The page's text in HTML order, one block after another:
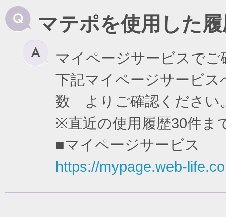
マテポを使用した
マイページサービスで
下記マイページサービ
数 よりご確認ください
※直近の使用履歴30件ま
■マイページサービス
https://mypage.web-